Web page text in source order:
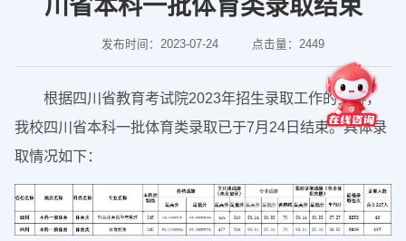
川省本科一批体育类录取结束
发布时间：2023-07-24 点击量：2449
根据四川省教育考试院2023年招生录取工作的安排，
我校四川省本科一批体育类录取已于7月24日结束。具体录
取情况如下：